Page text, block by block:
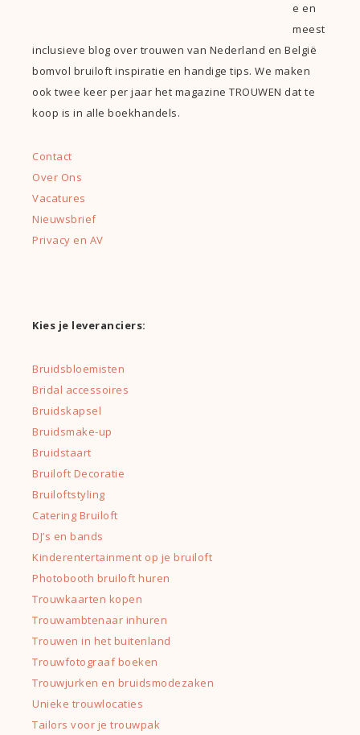
e en
meest
inclusieve blog over trouwen van Nederland en België
bomvol bruiloft inspiratie en handige tips. We maken
ook twee keer per jaar het magazine TROUWEN dat te
koop is in alle boekhandels.
Contact
Over Ons
Vacatures
Nieuwsbrief
Privacy en AV
Kies je leveranciers:
Bruidsbloemisten
Bridal accessoires
Bruidskapsel
Bruidsmake-up
Bruidstaart
Bruiloft Decoratie
Bruiloftstyling
Catering Bruiloft
DJ’s en bands
Kinderentertainment op je bruiloft
Photobooth bruiloft huren
Trouwkaarten kopen
Trouwambtenaar inhuren
Trouwen in het buitenland
Trouwfotograaf boeken
Trouwjurken en bruidsmodezaken
Unieke trouwlocaties
Tailors voor je trouwpak